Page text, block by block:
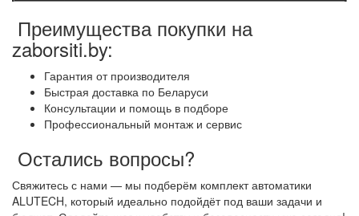
Преимущества покупки на
zaborsiti.by:
Гарантия от производителя
Быстрая доставка по Беларуси
Консультации и помощь в подборе
Профессиональный монтаж и сервис
Остались вопросы?
Свяжитесь с нами — мы подберём комплект автоматики
ALUTECH, который идеально подойдёт под ваши задачи и